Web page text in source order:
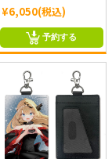
¥6,050(税込)
予約する